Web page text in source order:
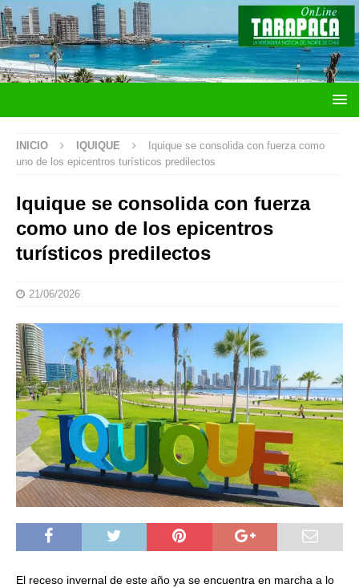
INICIO IQUIQUE
Iquique se consolida con fuerza como
uno de los epicentros turísticos predilectos
Iquique se consolida con fuerza
como uno de los epicentros
turísticos predilectos
21/06/2026
El receso invernal de este año ya se encuentra en marcha a lo